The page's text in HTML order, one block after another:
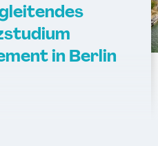
in Berlin